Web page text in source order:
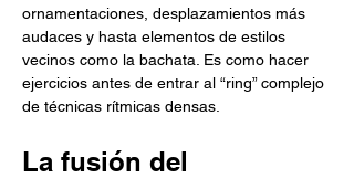
ornamentaciones, desplazamientos más
audaces y hasta elementos de estilos
vecinos como la bachata. Es como hacer
ejercicios antes de entrar al “ring” complejo
de técnicas rítmicas densas.
La fusión del